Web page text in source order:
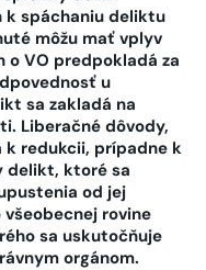
k spáchaniu deliktu
môžu mať vplyv
o VO predpokladá za
u
sa zakladá na
Liberačné dôvody,
k redukcii, prípadne k
delikt, ktoré sa
od jej
rovine
sa uskutočňuje
orgánom.